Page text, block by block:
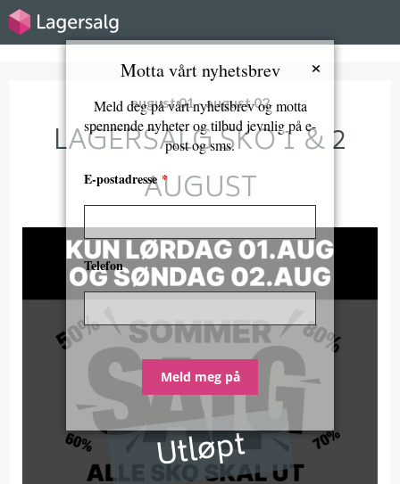
august 01 - august 02
LAGERSALG SKO 1 & 2
AUGUST
Utløpt
×
Motta vårt nyhetsbrev
Meld deg på vårt nyhetsbrev og motta
spennende nyheter og tilbud jevnlig på e-
post og sms.
E-postadresse *
Telefon